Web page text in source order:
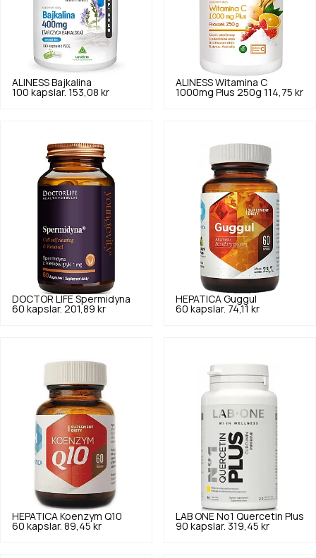
ALINESS Bajkalina
100 kapslar. 153,08 kr
ALINESS Witamina C
1000mg Plus 250g 114,75 kr
DOCTOR LIFE Spermidyna
60 kapslar. 201,89 kr
HEPATICA Guggul
60 kapslar. 74,11 kr
HEPATICA Koenzym Q10
60 kapslar. 89,45 kr
LAB ONE No1 Quercetin Plus
90 kapslar. 319,45 kr